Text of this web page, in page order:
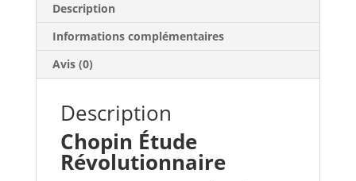
Description
Informations complémentaires
Avis (0)
Description
Chopin Étude
Révolutionnaire